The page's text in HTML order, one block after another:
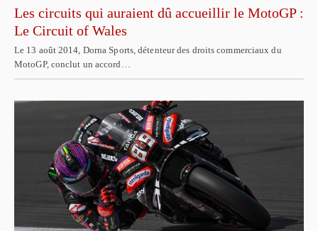
Les circuits qui auraient dû accueillir le MotoGP :
Le Circuit of Wales
Le 13 août 2014, Dorna Sports, détenteur des droits commerciaux du
MotoGP, conclut un accord…